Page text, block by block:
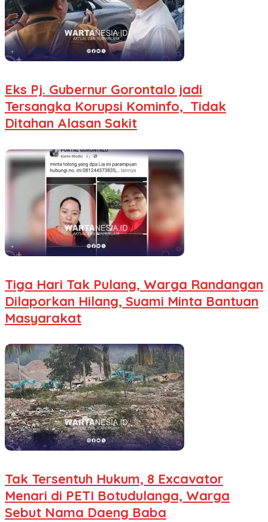
Eks Pj. Gubernur Gorontalo jadi
Tersangka Korupsi Kominfo, Tidak
Ditahan Alasan Sakit
Tiga Hari Tak Pulang, Warga Randangan
Dilaporkan Hilang, Suami Minta Bantuan
Masyarakat
Tak Tersentuh Hukum, 8 Excavator
Menari di PETI Botudulanga, Warga
Sebut Nama Daeng Baba